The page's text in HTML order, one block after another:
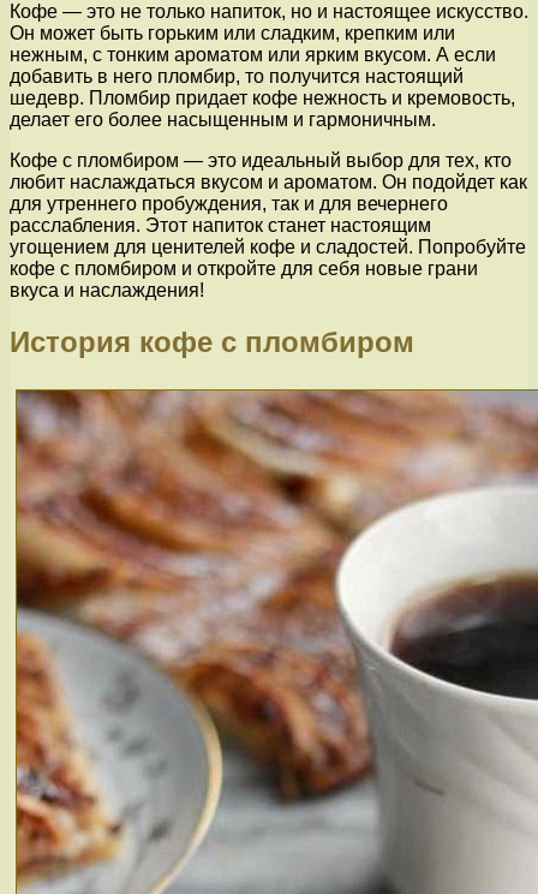
Кофе — это не только напиток, но и настоящее искусство.
Он может быть горьким или сладким, крепким или
нежным, с тонким ароматом или ярким вкусом. А если
добавить в него пломбир, то получится настоящий
шедевр. Пломбир придает кофе нежность и кремовость,
делает его более насыщенным и гармоничным.
Кофе с пломбиром — это идеальный выбор для тех, кто
любит наслаждаться вкусом и ароматом. Он подойдет как
для утреннего пробуждения, так и для вечернего
расслабления. Этот напиток станет настоящим
угощением для ценителей кофе и сладостей. Попробуйте
кофе с пломбиром и откройте для себя новые грани
вкуса и наслаждения!
История кофе с пломбиром